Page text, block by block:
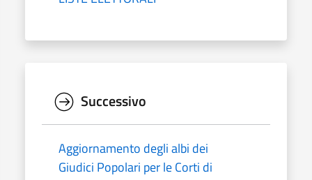
Successivo
Aggiornamento degli albi dei
Giudici Popolari per le Corti di